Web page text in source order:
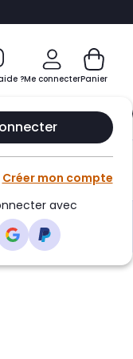
?Me connecter
Créer mon compte
avec
Panier
•